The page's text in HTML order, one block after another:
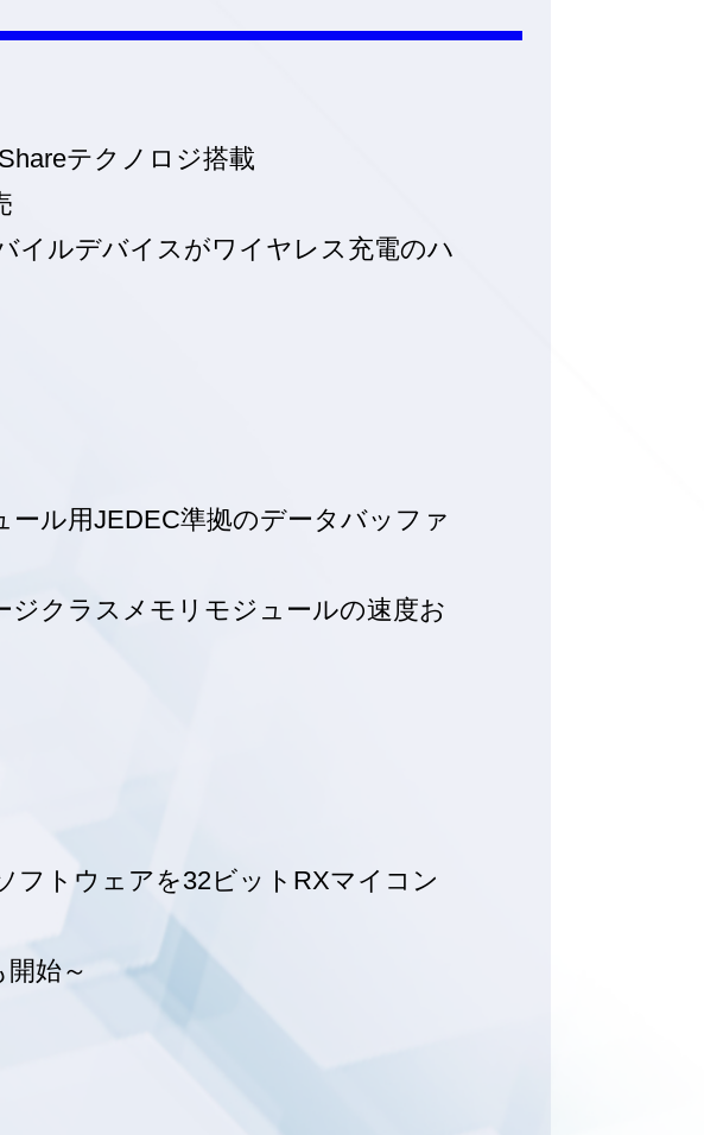
テクノロジ搭載
イルデバイスがワイヤレス充電のハ
ル用JEDEC準拠のデータバッファ
ジクラスメモリモジュールの速度お
フトウェアを32ビットRXマイコン
始～